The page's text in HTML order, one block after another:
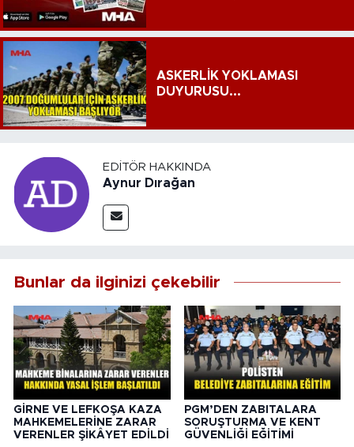
ASKERLİK YOKLAMASI
DUYURUSU...
EDITÖR HAKKINDA
Aynur Dırağan
Bunlar da ilginizi çekebilir
GİRNE VE LEFKOŞA KAZA
MAHKEMELERİNE ZARAR
VERENLER ŞİKÂYET EDİLDİ
PGM’DEN ZABITALARA
SORUŞTURMA VE KENT
GÜVENLİĞİ EĞİTİMİ